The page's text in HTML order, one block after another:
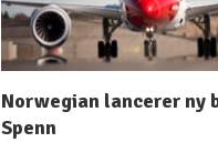
Norwegian lancerer ny
Spenn